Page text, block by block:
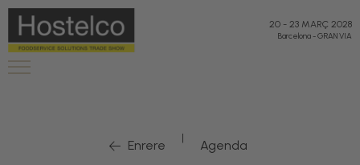
"
20 - 23 MARÇ 2028
Barcelona-GRAN VIA
Enrere | Agenda